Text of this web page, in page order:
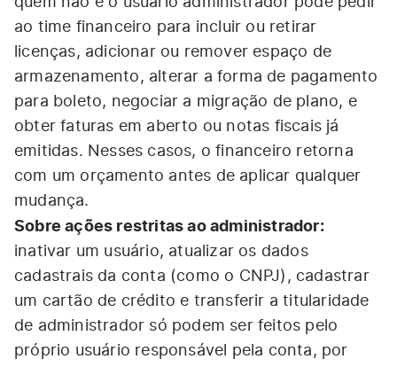
ao time financeiro para incluir ou retirar
licenças, adicionar ou remover espaço de
armazenamento, alterar a forma de pagamento
para boleto, negociar a migração de plano, e
obter faturas em aberto ou notas fiscais já
emitidas. Nesses casos, o financeiro retorna
com um orçamento antes de aplicar qualquer
mudança.
Sobre ações restritas ao administrador:
inativar um usuário, atualizar os dados
cadastrais da conta (como o CNPJ), cadastrar
um cartão de crédito e transferir a titularidade
de administrador só podem ser feitos pelo
próprio usuário responsável pela conta, por